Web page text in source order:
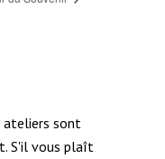
ateliers sont
S'il vous plaît